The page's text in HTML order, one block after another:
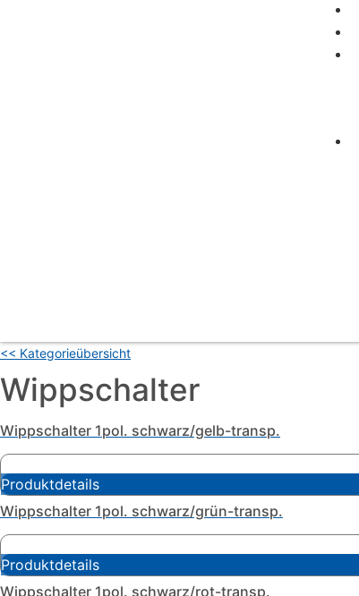
<< Kategorieübersicht
Wippschalter
Wippschalter 1pol. schwarz/gelb-transp.
Produktdetails
Wippschalter 1pol. schwarz/grün-transp.
Produktdetails
Wippschalter 1pol. schwarz/rot-transp.